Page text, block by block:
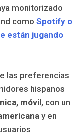
monitorizado
como Spotify o
están jugando
las preferencias
hispanos
móvil, con un
y en